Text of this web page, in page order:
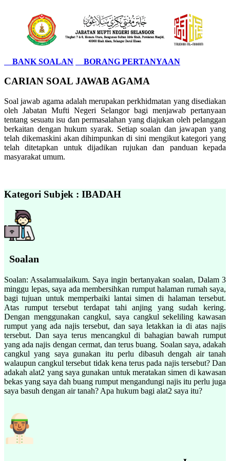
BANK SOALAN BORANG PERTANYAAN
CARIAN SOAL JAWAB AGAMA
Soal jawab agama adalah merupakan perkhidmatan yang disediakan
oleh Jabatan Mufti Negeri Selangor bagi menjawab pertanyaan
tentang sesuatu isu dan permasalahan yang diajukan oleh pelanggan
berkaitan dengan hukum syarak. Setiap soalan dan jawapan yang
telah dikemaskini akan dihimpunkan di sini mengikut kategori yang
telah ditetapkan untuk dijadikan rujukan dan panduan kepada
masyarakat umum.
Kategori Subjek : IBADAH
Soalan
Soalan: Assalamualaikum. Saya ingin bertanyakan soalan, Dalam 3
minggu lepas, saya ada membersihkan rumput halaman rumah saya,
bagi tujuan untuk memperbaiki lantai simen di halaman tersebut.
Atas rumput tersebut terdapat tahi anjing yang sudah kering.
Dengan menggunakan cangkul, saya cangkul sekeliling kawasan
rumput yang ada najis tersebut, dan saya letakkan ia di atas najis
tersebut. Dan saya terus mencangkul di bahagian bawah rumput
yang ada najis dengan cermat, dan terus buang. Soalan saya, adakah
cangkul yang saya gunakan itu perlu dibasuh dengah air tanah
walaupun cangkul tersebut tidak kena terus pada najis tersebut? Dan
adakah alat2 yang saya gunakan untuk meratakan simen di kawasan
bekas yang saya dah buang rumput mengandungi najis itu perlu juga
saya basuh dengan air tanah? Apa hukum bagi alat2 saya itu?